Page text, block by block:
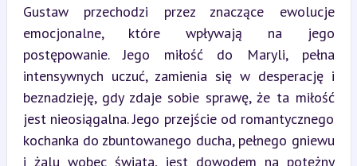
Gustaw przechodzi przez znaczące ewolucje
emocjonalne, które wpływają na jego
postępowanie. Jego miłość do Maryli, pełna
intensywnych uczuć, zamienia się w desperację i
beznadzieję, gdy zdaje sobie sprawę, że ta miłość
jest nieosiągalna. Jego przejście od romantycznego
kochanka do zbuntowanego ducha, pełnego gniewu
i żalu wobec świata, jest dowodem na potężny